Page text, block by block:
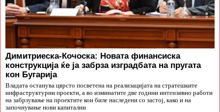
Димитриеска-Кочоска: Новата финансиска
конструкција ќе ја забрза изградбата на пругата
кон Бугарија
Владата останува цврсто посветена на реализацијата на стратешките
инфраструктурни проекти, а во изминатите две години интензивно работи
на забрзување на проектите кои биле наследени со застој, како и на
започнување нови капитални